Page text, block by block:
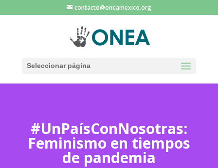
contacto@oneamexico.org
Seleccionar página
#UnPaísConNosotras:
Feminismo en tiempos
de pandemia